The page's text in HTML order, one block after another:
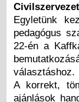
Egyletünk
pedagógus
22-én a
választáshoz.
A korrekt,
ajánlások